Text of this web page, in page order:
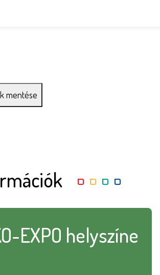
mentése
EXPO helyszíne